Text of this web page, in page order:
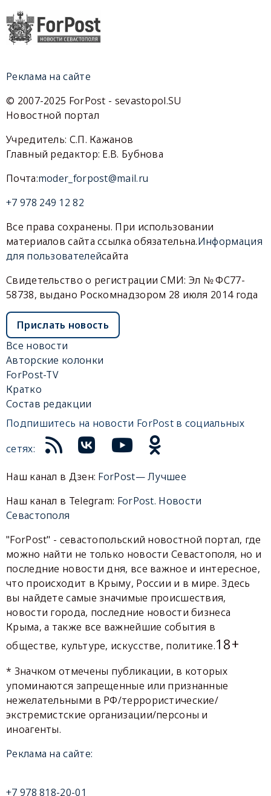
Реклама на сайте
© 2007-2025 ForPost - sevastopol.SU
Новостной портал
Учредитель: С.П. Кажанов
Главный редактор: Е.В. Бубнова
Почта:moder_forpost@mail.ru
+7 978 249 12 82
Все права сохранены. При использовании
материалов сайта ссылка обязательна.Информация
для пользователейсайта
Свидетельство о регистрации СМИ: Эл № ФС77-
58738, выдано Роскомнадзором 28 июля 2014 года
Прислать новость
Все новости
Авторские колонки
ForPost-TV
Кратко
Состав редакции
Подпишитесь на новости ForPost в социальных
сетях:
Наш канал в Дзен: ForPost— Лучшее
Наш канал в Telegram: ForPost. Новости
Севастополя
"ForPost" - севастопольский новостной портал, где
можно найти не только новости Севастополя, но и
последние новости дня, все важное и интересное,
что происходит в Крыму, России и в мире. Здесь
вы найдете самые значимые происшествия,
новости города, последние новости бизнеса
Крыма, а также все важнейшие события в
обществе, культуре, искусстве, политике.18+
* Значком отмечены публикации, в которых
упоминаются запрещенные или признанные
нежелательными в РФ/террористические/
экстремистские организации/персоны и
иноагенты.
Реклама на сайте:
+7 978 818-20-01